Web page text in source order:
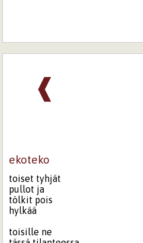
❰
ekoteko
toiset tyhjät
pullot ja
tölkit pois
hylkää
toisille ne